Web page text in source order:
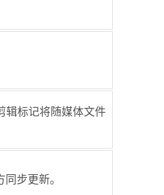
辑标记将随媒体文件
步更新。